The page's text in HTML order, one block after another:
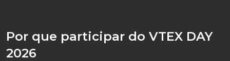
Por que participar do VTEX DAY
2026